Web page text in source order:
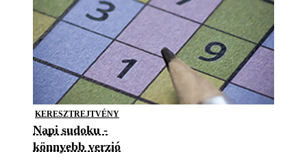
KERESZTREJTVÉNY
Napi sudoku -
könnyebb verzió